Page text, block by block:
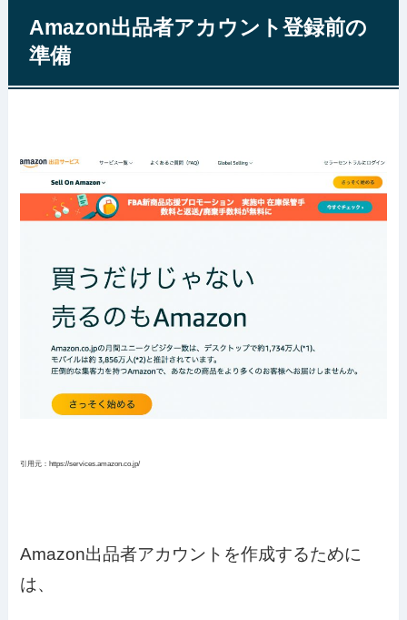
Amazon出品者アカウント登録前の
準備
引用元：https://services.amazon.co.jp/
Amazon出品者アカウントを作成するために
は、